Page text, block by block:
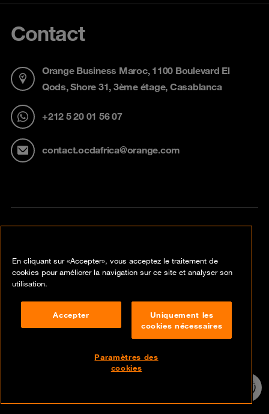
Contact
Orange Business Maroc, 1100 Boulevard El
Qods, Shore 31, 3ème étage, Casablanca
+212 5 20 01 56 07
contact.ocdafrica@orange.com
Insights
Services
En cliquant sur «Accepter», vous acceptez le traitement de
cookies pour améliorer la navigation sur ce site et analyser son
utilisation.
Accepter
Uniquement les
cookies nécessaires
Paramètres des
cookies